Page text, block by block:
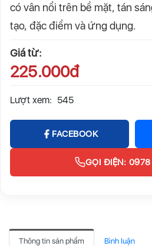
có vân nổi trên bề mặt, tán
tạo, đặc điểm và ứng dụng.
Giá từ:
225.000đ
Lượt xem: 545
FACEBOOK
GỌI ĐIỆN:
Thông tin sản phẩm Bình luận